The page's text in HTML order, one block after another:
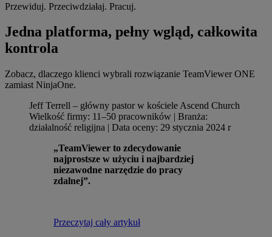
Przewiduj. Przeciwdziałaj. Pracuj.
Jedna platforma, pełny wgląd, całkowita
kontrola
Zobacz, dlaczego klienci wybrali rozwiązanie TeamViewer ONE
zamiast NinjaOne.
Jeff Terrell – główny pastor w kościele Ascend Church
Wielkość firmy: 11–50 pracowników | Branża:
działalność religijna | Data oceny: 29 stycznia 2024 r
„TeamViewer to zdecydowanie
najprostsze w użyciu i najbardziej
niezawodne narzędzie do pracy
zdalnej”.
Przeczytaj cały artykuł